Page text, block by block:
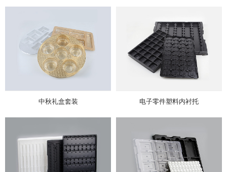
中秋礼盒套装 电子零件塑料内衬托